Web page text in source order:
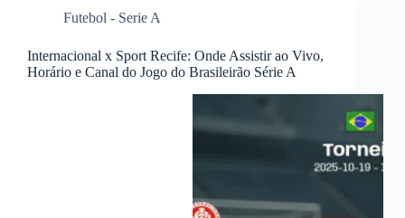
Futebol - Serie A
Internacional x Sport Recife: Onde Assistir ao Vivo,
Horário e Canal do Jogo do Brasileirão Série A